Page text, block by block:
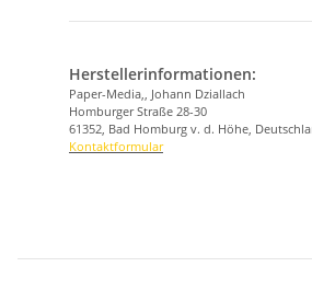
Herstellerinformationen:
Paper-Media,, Johann Dziallach
Homburger Straße 28-30
61352, Bad Homburg v. d. Höhe,
Kontaktformular